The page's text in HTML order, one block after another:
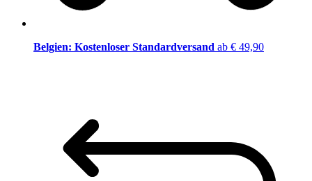
Belgien: Kostenloser Standardversand ab € 49,90